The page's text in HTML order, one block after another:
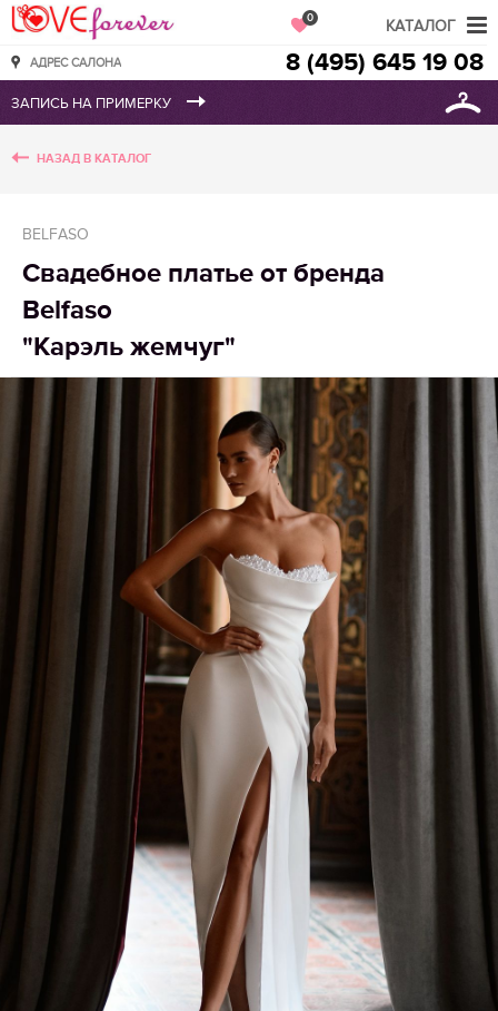
Love Forever
АДРЕС САЛОНА
0
8 (495) 645 19 08
НАЗАД В КАТАЛОГ
BELFASO
Свадебное платье от бренда
Belfaso
"Карэль жемчуг"
КАТАЛОГ